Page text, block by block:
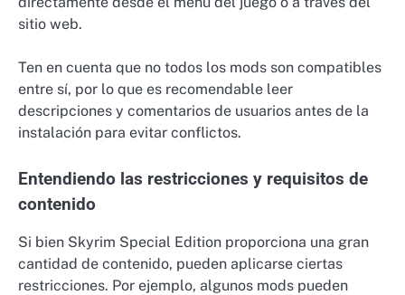
sitio web.
Ten en cuenta que no todos los mods son compatibles
entre sí, por lo que es recomendable leer
descripciones y comentarios de usuarios antes de la
instalación para evitar conflictos.
Entendiendo las restricciones y requisitos de
contenido
Si bien Skyrim Special Edition proporciona una gran
cantidad de contenido, pueden aplicarse ciertas
restricciones. Por ejemplo, algunos mods pueden